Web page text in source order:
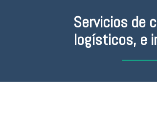
Servicios de
logísticos, e